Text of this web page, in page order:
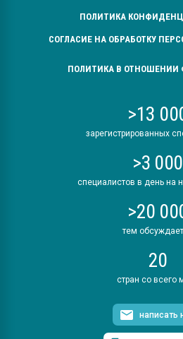
ПОЛИТИКА
СОГЛАСИЕ НА ОБРАБОТКУ
ПОЛИТИКА В ОТНОШЕНИИ
>13
зарегистрированных
>3 000
специалистов в день на
>20
тем
20
стран со всего
написать